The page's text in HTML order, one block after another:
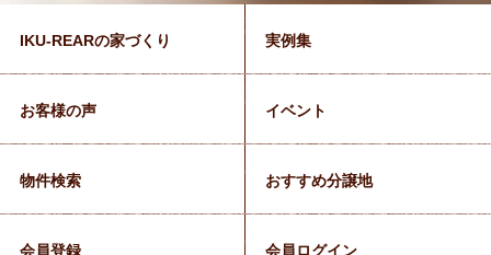
IKU-REARの家づくり 実例集
お客様の声 イベント
物件検索 おすすめ分譲地
会員登録 会員ログイン